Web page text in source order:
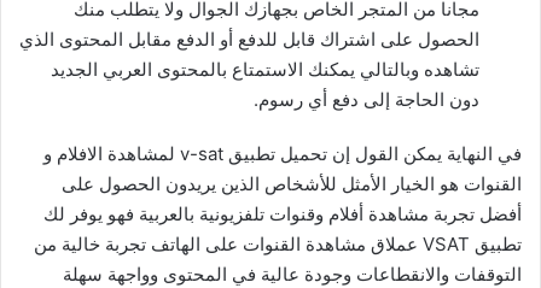
مجانا من المتجر الخاص بجهازك الجوال ولا يتطلب منك
الحصول على اشتراك قابل للدفع أو الدفع مقابل المحتوى الذي
تشاهده وبالتالي يمكنك الاستمتاع بالمحتوى العربي الجديد
دون الحاجة إلى دفع أي رسوم.
في النهاية يمكن القول إن تحميل تطبيق v-sat لمشاهدة الافلام و
القنوات هو الخيار الأمثل للأشخاص الذين يريدون الحصول على
أفضل تجربة مشاهدة أفلام وقنوات تلفزيونية بالعربية فهو يوفر لك
تطبيق VSAT عملاق مشاهدة القنوات على الهاتف تجربة خالية من
التوقفات والانقطاعات وجودة عالية في المحتوى وواجهة سهلة